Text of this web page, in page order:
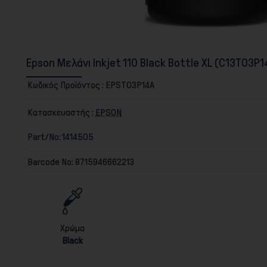
Epson Μελάνι Inkjet 110 Black Bottle XL
Κωδικός Προϊόντος : EPST03P14A
Κατασκευαστής : EPSON
Part/No:1414505
Barcode No: 8715946662213
Χρώμα
Black